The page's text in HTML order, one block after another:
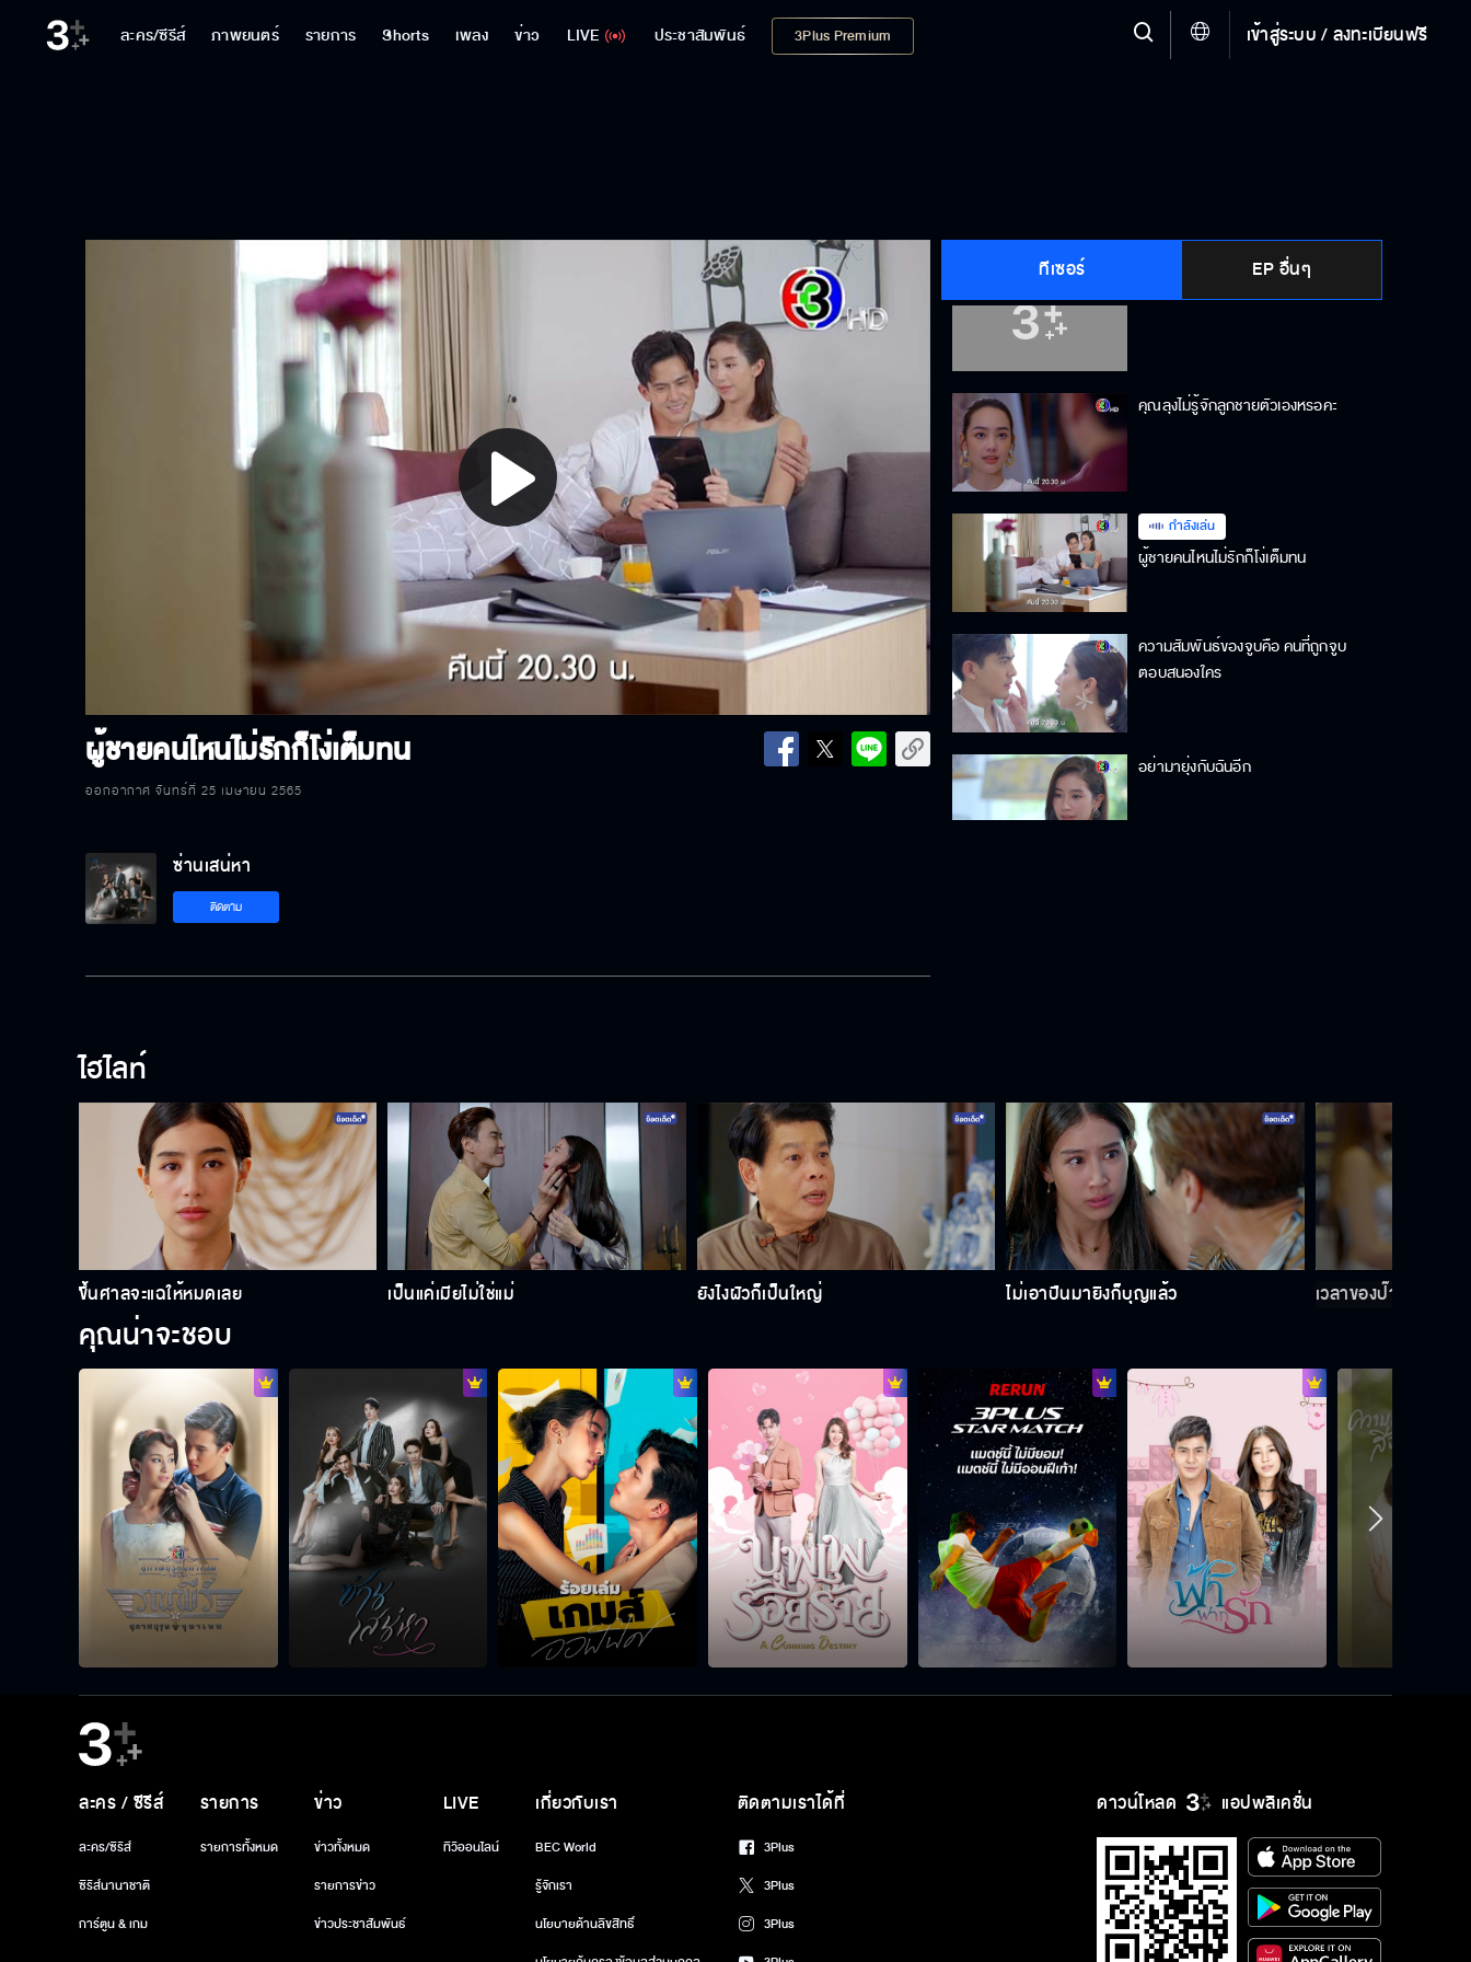
ละคร/ซีรีส์ ภาพยนตร์ รายการ Shorts เพลง ข่าว LIVE ประชาสัมพันธ์ 3Plus Premium เข้าสู่ระบบ / ลงทะเบียนฟรี
Play
Video
ผู้ชายคนไหนไม่รักก็โง่เต็มทน
ออกอากาศ จันทร์ที่ 25 เมษายน 2565
ทีเซอร์ EP อื่นๆ
ซ่านเสน่หา
คุณลุงไม่รู้จักลูกชายตัวเองหรอคะ
กำลังเล่น
ผู้ชายคนไหนไม่รักก็โง่เต็มทน
ความสัมพันธ์ของจูบคือ คนที่ถูกจูบ
ตอบสนองใคร
อย่ามายุ่งกับฉันอีก
ซ่านเสน่หา มันแรงส์ ฟาดไม่หยุด ฉุดไม่
อยู่!
ผมรักเขาทุกลมหายใจ
อีลูกเลว!!
เราใช้ผู้ชายร่วมกัน
เซ็นใบหย่า
ซ่านเสน่หา คืนนี้เสนอตอนแรก
ซ่านเสน่หา
ติดตาม
ไฮไลท์
ขึ้นศาลจะแฉให้หมดเลย เป็นแค่เมียไม่ใช่แม่ ยังไงผัวก็เป็นใหญ่ ไม่เอาปืนมายิงก็บุญแล้ว เวลาของป๊าหยุดเดิ
คุณน่าจะชอบ
ดาวน์โหลด แอปพลิเคชั่น
ละคร / ซีรีส์
ละคร/ซีรีส์
ซีรีส์นานาชาติ
การ์ตูน & เกม
รายการ
รายการทั้งหมด
ข่าว
ข่าวทั้งหมด
รายการข่าว
ข่าวประชาสัมพันธ์
LIVE
ทีวีออนไลน์
เกี่ยวกับเรา
BEC World
รู้จักเรา
นโยบายด้านลิขสิทธิ์
ติดตามเราได้ที่
3Plus
3Plus
3Plus